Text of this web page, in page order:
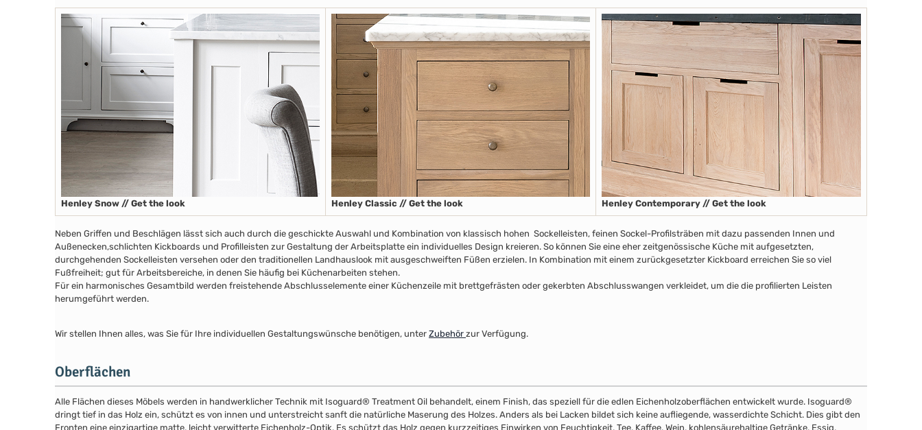
Henley Snow // Get the look Henley Classic // Get the look Henley Contemporary // Get the look
Neben Griffen und Beschlägen lässt sich auch durch die geschickte Auswahl und Kombination von klassisch hohen Sockelleisten, feinen Sockel-Profilsträben mit dazu passenden Innen und
Außenecken,schlichten Kickboards und Profilleisten zur Gestaltung der Arbeitsplatte ein individuelles Design kreieren. So können Sie eine eher zeitgenössische Küche mit aufgesetzten,
durchgehenden Sockelleisten versehen oder den traditionellen Landhauslook mit ausgeschweiften Füßen erzielen. In Kombination mit einem zurückgesetzter Kickboard erreichen Sie so viel
Fußfreiheit; gut für Arbeitsbereiche, in denen Sie häufig bei Küchenarbeiten stehen.
Für ein harmonisches Gesamtbild werden freistehende Abschlusselemente einer Küchenzeile mit brettgefrästen oder gekerbten Abschlusswangen verkleidet, um die die profilierten Leisten
herumgeführt werden.
Wir stellen Ihnen alles, was Sie für Ihre individuellen Gestaltungswünsche benötigen, unter Zubehör zur Verfügung.
Oberflächen
Alle Flächen dieses Möbels werden in handwerklicher Technik mit Isoguard® Treatment Oil behandelt, einem Finish, das speziell für die edlen Eichenholzoberflächen entwickelt wurde. Isoguard®
dringt tief in das Holz ein, schützt es von innen und unterstreicht sanft die natürliche Maserung des Holzes. Anders als bei Lacken bildet sich keine aufliegende, wasserdichte Schicht. Dies gibt den
Fronten eine einzigartige matte, leicht verwitterte Eichenholz-Optik. Es schützt das Holz gegen kurzzeitiges Einwirken von Feuchtigkeit, Tee, Kaffee, Wein, kohlensäurehaltige Getränke, Essig,